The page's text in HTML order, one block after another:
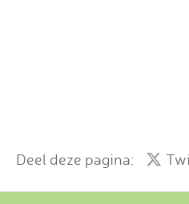
Deel deze pagina: